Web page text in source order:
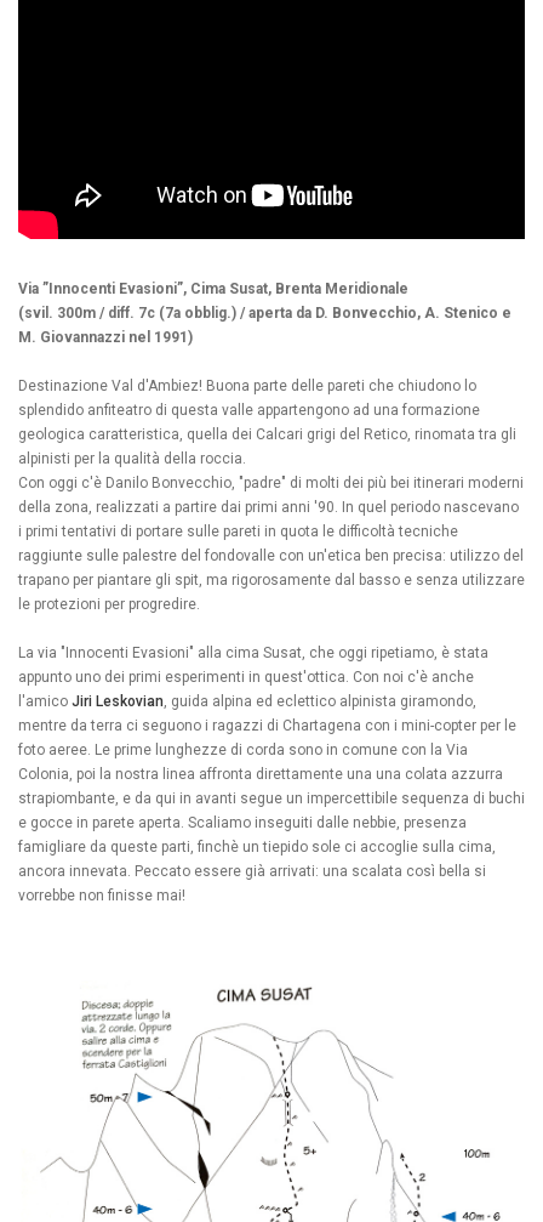
Via ”Innocenti Evasioni”, Cima Susat, Brenta Meridionale
(svil. 300m / diff. 7c (7a obblig.) / aperta da D. Bonvecchio, A. Stenico e
M. Giovannazzi nel 1991)
Destinazione Val d'Ambiez! Buona parte delle pareti che chiudono lo
splendido anfiteatro di questa valle appartengono ad una formazione
geologica caratteristica, quella dei Calcari grigi del Retico, rinomata tra gli
alpinisti per la qualità della roccia.
Con oggi c'è Danilo Bonvecchio, "padre" di molti dei più bei itinerari moderni
della zona, realizzati a partire dai primi anni '90. In quel periodo nascevano
i primi tentativi di portare sulle pareti in quota le difficoltà tecniche
raggiunte sulle palestre del fondovalle con un'etica ben precisa: utilizzo del
trapano per piantare gli spit, ma rigorosamente dal basso e senza utilizzare
le protezioni per progredire.
La via "Innocenti Evasioni" alla cima Susat, che oggi ripetiamo, è stata
appunto uno dei primi esperimenti in quest'ottica. Con noi c'è anche
l'amico Jiri Leskovian , guida alpina ed eclettico alpinista giramondo,
mentre da terra ci seguono i ragazzi di Chartagena con i mini-copter per le
foto aeree. Le prime lunghezze di corda sono in comune con la Via
Colonia, poi la nostra linea affronta direttamente una una colata azzurra
strapiombante, e da qui in avanti segue un impercettibile sequenza di buchi
e gocce in parete aperta. Scaliamo inseguiti dalle nebbie, presenza
famigliare da queste parti, finchè un tiepido sole ci accoglie sulla cima,
ancora innevata. Peccato essere già arrivati: una scalata così bella si
vorrebbe non finisse mai!